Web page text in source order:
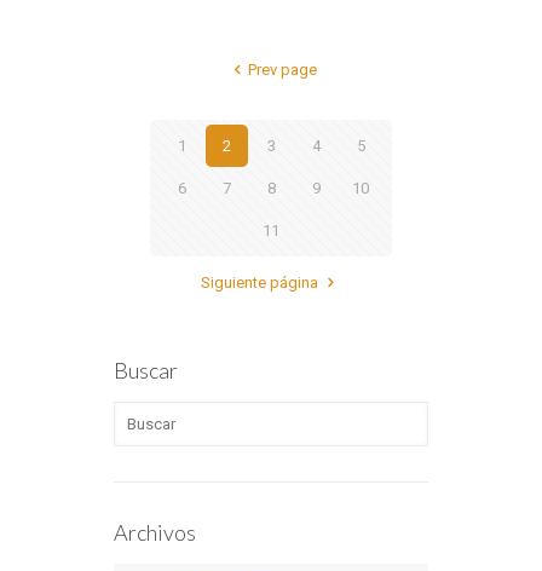
Prev page
1 2 3 4 5
6 7 8 9 10
11
Siguiente página
Buscar
Archivos